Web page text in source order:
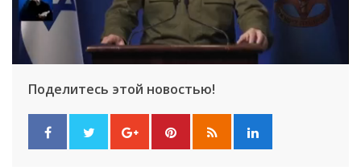
Поделитесь этой новостью!